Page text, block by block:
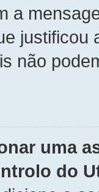
a
não
uma
do